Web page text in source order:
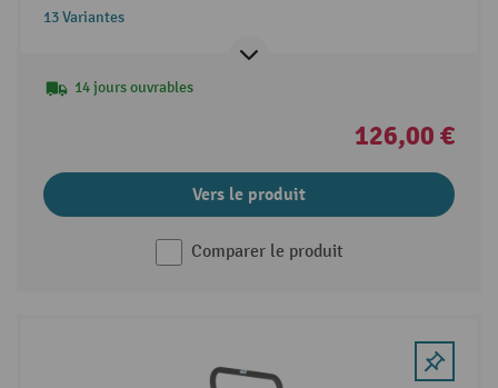
13 Variantes
14 jours ouvrables
126,00 €
Vers le produit
Comparer le produit